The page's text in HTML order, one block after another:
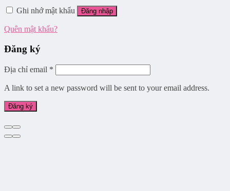
Ghi nhớ mật khẩu Đăng nhập
Quên mật khẩu?
Đăng ký
Địa chỉ email *
A link to set a new password will be sent to your email address.
Đăng ký